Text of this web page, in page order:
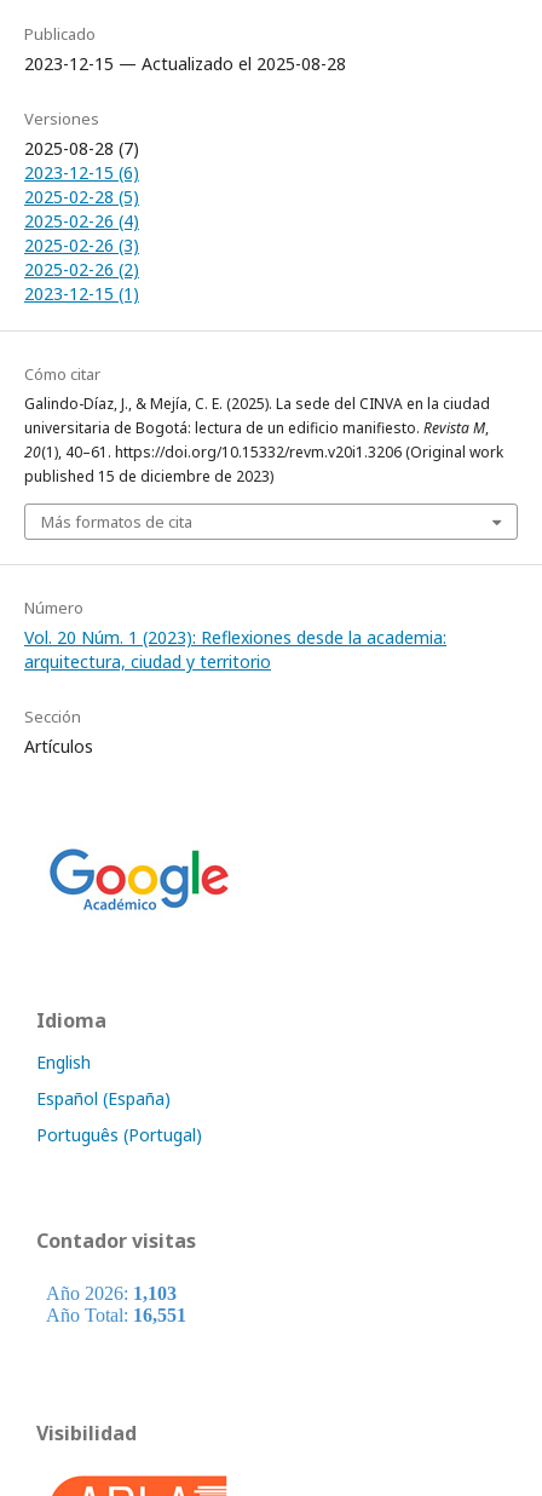
Publicado
2023-12-15 — Actualizado el 2025-08-28
Versiones
2025-08-28 (7)
2023-12-15 (6)
2025-02-28 (5)
2025-02-26 (4)
2025-02-26 (3)
2025-02-26 (2)
2023-12-15 (1)
Cómo citar
Galindo-Díaz, J., & Mejía, C. E. (2025). La sede del CINVA en la ciudad
universitaria de Bogotá: lectura de un edificio manifiesto. Revista M,
20(1), 40–61. https://doi.org/10.15332/revm.v20i1.3206 (Original work
published 15 de diciembre de 2023)
Más formatos de cita
Número
Vol. 20 Núm. 1 (2023): Reflexiones desde la academia:
arquitectura, ciudad y territorio
Sección
Artículos
Idioma
English
Español (España)
Português (Portugal)
Contador visitas
Visibilidad